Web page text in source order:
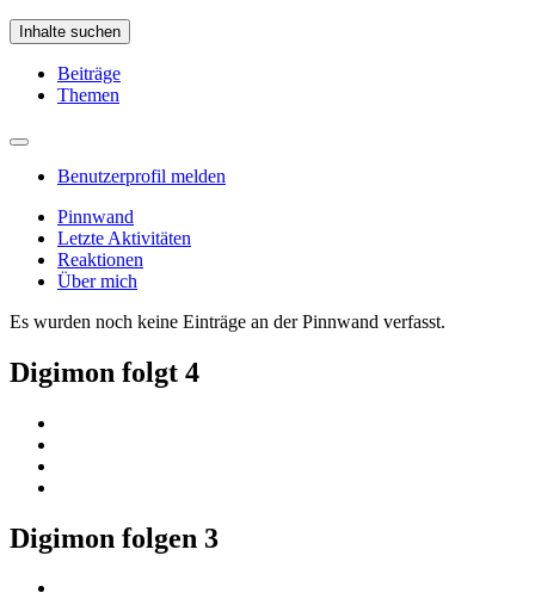
Inhalte suchen
Beiträge
Themen
Benutzerprofil melden
Pinnwand
Letzte Aktivitäten
Reaktionen
Über mich
Es wurden noch keine Einträge an der Pinnwand verfasst.
Digimon folgt 4
Digimon folgen 3